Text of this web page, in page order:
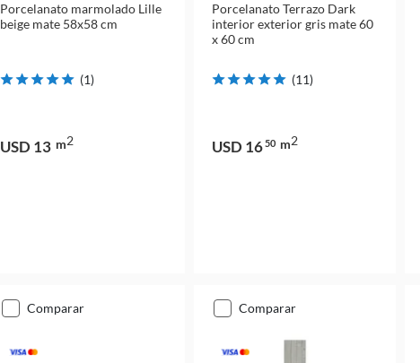
Porcelanato marmolado Lille
beige mate 58x58 cm
(1)
USD 13 m2
Porcelanato Terrazo Dark
interior exterior gris mate 60
x 60 cm
(11)
USD 1650 m2
comparar comparar